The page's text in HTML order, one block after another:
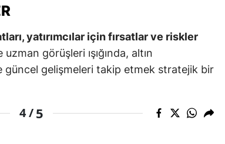
yatırımcılar için fırsatlar ve riskler
görüşleri ışığında, altın
güncel gelişmeleri takip etmek stratejik bir
4 /5